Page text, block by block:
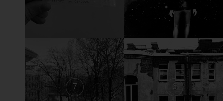
7 6